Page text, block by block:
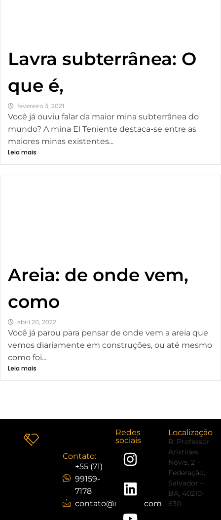
Lavra subterrânea: O
que é,
fevereiro 3, 2021
Você já ouviu falar da maior mina subterrânea do
mundo? A mina El Teniente destaca-se entre as
maiores minas existentes...
Leia mais
Areia: de onde vem,
como
abril 20, 2022
Você já parou para pensar de onde vem a areia que
vemos diariamente em construções, ou até mesmo
como foi...
Leia mais
Contato:
+55 (71)
99159-
7178
contato@cristaljr.com
Redes
sociais
Localização
R. Professor
Aristídes
Novis, 2 –
Federação,
Salvador –
BA, 40210-
630